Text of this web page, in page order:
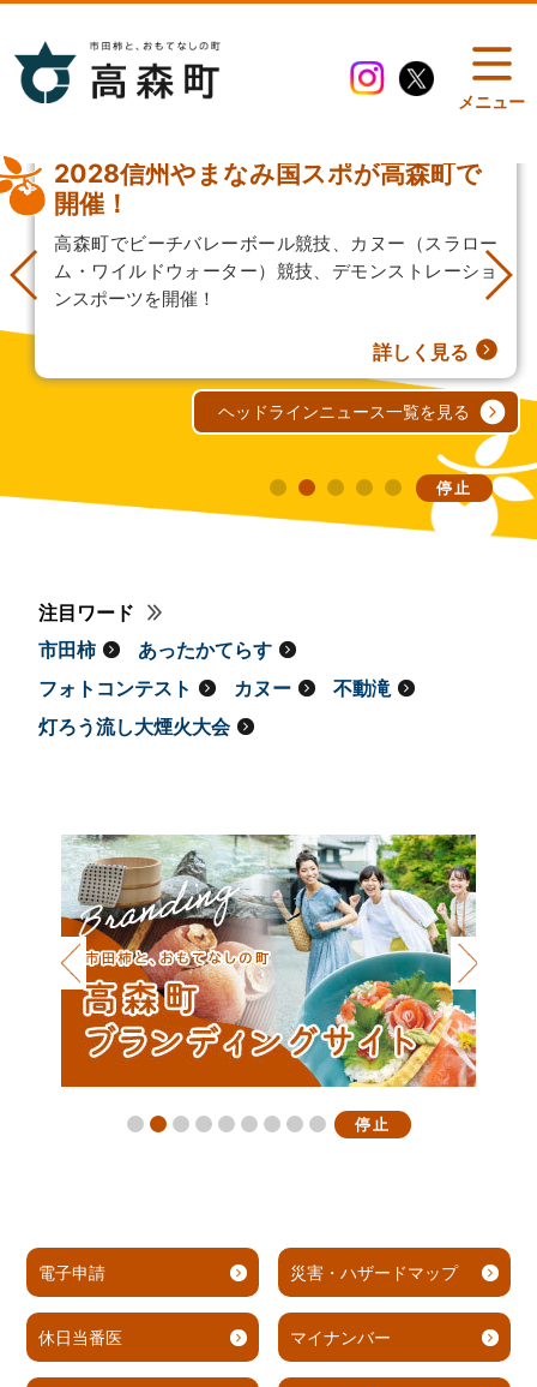
メニュー
2028信州やまなみ国スポが高森町で
開催！
高森町でビーチバレーボール競技、カヌー（スラロー
ム・ワイルドウォーター）競技、デモンストレーショ
ンスポーツを開催！
詳しく見る
停止
ヘッドラインニュース一覧を見る
注目ワード
市田柿
あったかてらす
フォトコンテスト
カヌー
不動滝
灯ろう流し大煙火大会
停止
電子申請 災害・ハザードマップ
休日当番医 マイナンバー